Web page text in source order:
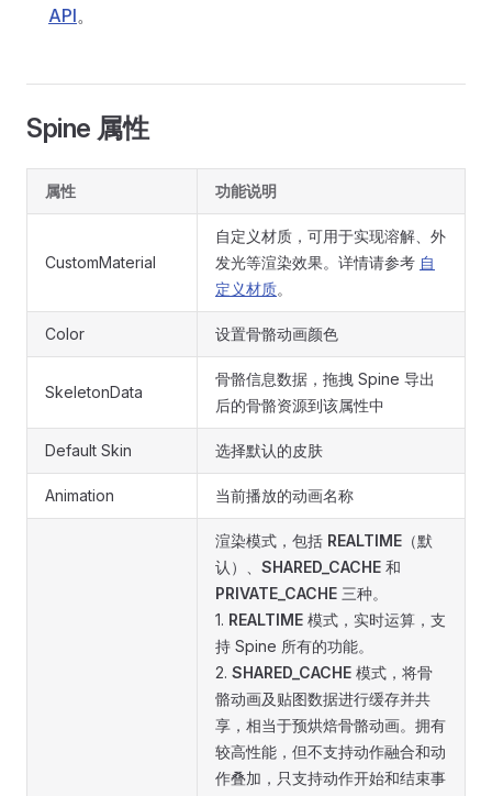
API。
Spine 属性
属性 功能说明
CustomMaterial
自定义材质，可用于实现溶解、外
发光等渲染效果。详情请参考 自
定义材质。
Color 设置骨骼动画颜色
SkeletonData
骨骼信息数据，拖拽 Spine 导出
后的骨骼资源到该属性中
Default Skin 选择默认的皮肤
Animation 当前播放的动画名称
渲染模式，包括 REALTIME （默
认）、 SHARED_CACHE 和
PRIVATE_CACHE 三种。
1. REALTIME 模式，实时运算，支
持 Spine 所有的功能。
2. SHARED_CACHE 模式，将骨
骼动画及贴图数据进行缓存并共
享，相当于预烘焙骨骼动画。拥有
较高性能，但不支持动作融合和动
作叠加，只支持动作开始和结束事